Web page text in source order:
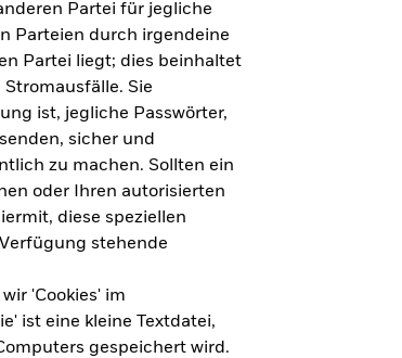
Partei für jegliche
Parteien durch irgendeine
Partei liegt; dies beinhaltet
Sie
ist, jegliche Passwörter,
sicher und
zu machen. Sollten ein
oder Ihren autorisierten
diese speziellen
stehende
'Cookies' im
ist eine kleine Textdatei,
gespeichert wird.